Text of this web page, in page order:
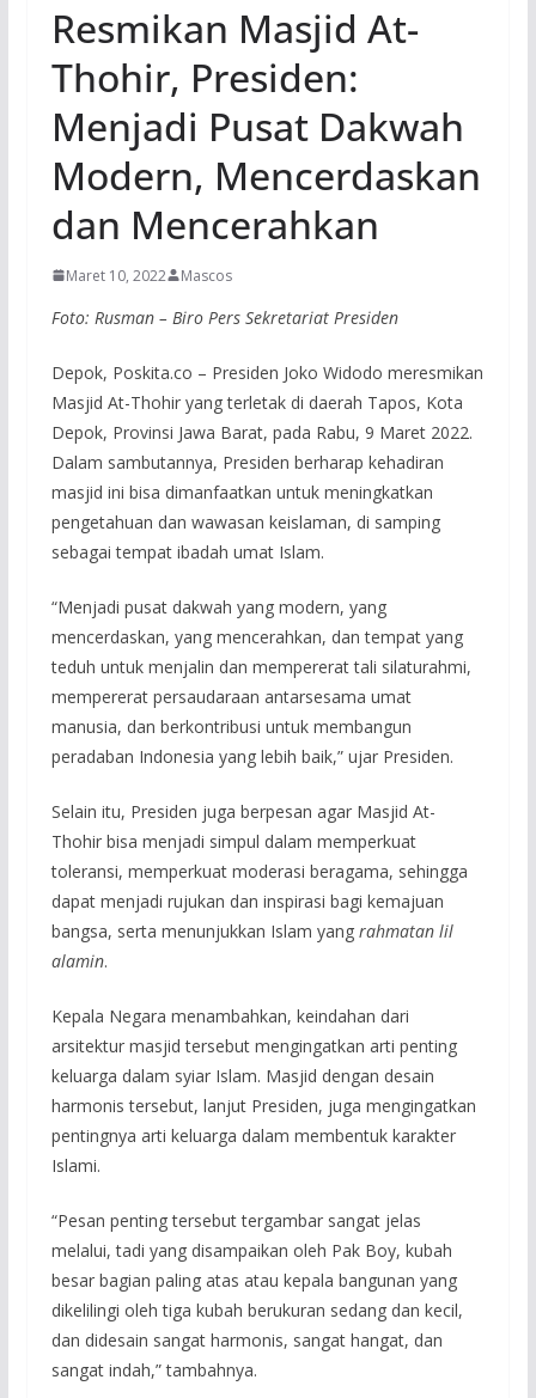
Resmikan Masjid At-
Thohir, Presiden:
Menjadi Pusat Dakwah
Modern, Mencerdaskan
dan Mencerahkan
Maret 10, 2022 Mascos
Foto: Rusman – Biro Pers Sekretariat Presiden
Depok, Poskita.co – Presiden Joko Widodo meresmikan
Masjid At-Thohir yang terletak di daerah Tapos, Kota
Depok, Provinsi Jawa Barat, pada Rabu, 9 Maret 2022.
Dalam sambutannya, Presiden berharap kehadiran
masjid ini bisa dimanfaatkan untuk meningkatkan
pengetahuan dan wawasan keislaman, di samping
sebagai tempat ibadah umat Islam.
“Menjadi pusat dakwah yang modern, yang
mencerdaskan, yang mencerahkan, dan tempat yang
teduh untuk menjalin dan mempererat tali silaturahmi,
mempererat persaudaraan antarsesama umat
manusia, dan berkontribusi untuk membangun
peradaban Indonesia yang lebih baik,” ujar Presiden.
Selain itu, Presiden juga berpesan agar Masjid At-
Thohir bisa menjadi simpul dalam memperkuat
toleransi, memperkuat moderasi beragama, sehingga
dapat menjadi rujukan dan inspirasi bagi kemajuan
bangsa, serta menunjukkan Islam yang rahmatan lil
alamin.
Kepala Negara menambahkan, keindahan dari
arsitektur masjid tersebut mengingatkan arti penting
keluarga dalam syiar Islam. Masjid dengan desain
harmonis tersebut, lanjut Presiden, juga mengingatkan
pentingnya arti keluarga dalam membentuk karakter
Islami.
“Pesan penting tersebut tergambar sangat jelas
melalui, tadi yang disampaikan oleh Pak Boy, kubah
besar bagian paling atas atau kepala bangunan yang
dikelilingi oleh tiga kubah berukuran sedang dan kecil,
dan didesain sangat harmonis, sangat hangat, dan
sangat indah,” tambahnya.